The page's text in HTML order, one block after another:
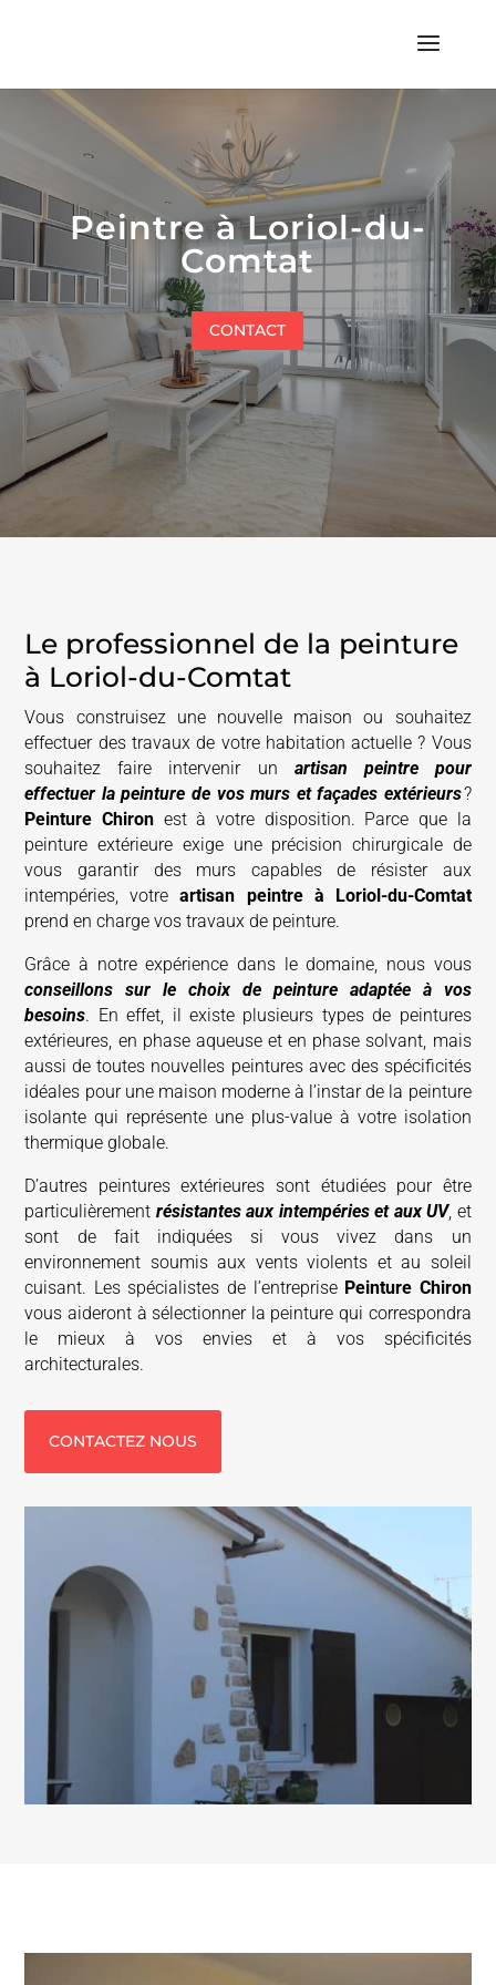
Peintre à Loriol-du-
Comtat
CONTACT
Le professionnel de la peinture
à Loriol-du-Comtat
Vous construisez une nouvelle maison ou souhaitez
effectuer des travaux de votre habitation actuelle ? Vous
souhaitez faire intervenir un artisan peintre pour
effectuer la peinture de vos murs et façades extérieurs?
Peinture Chiron est à votre disposition. Parce que la
peinture extérieure exige une précision chirurgicale de
vous garantir des murs capables de résister aux
intempéries, votreartisan peintre à
Loriol-du-Comtat
prend en charge vos travaux de peinture.
Grâce à notre expérience dans le domaine, nous vous
conseillons sur le choix de peinture adaptée à vos
besoins. En effet, il existe plusieurs types de peintures
extérieures, en phase aqueuse et en phase solvant, mais
aussi de toutes nouvelles peintures avec des spécificités
idéales pour une maison moderne à l’instar de la peinture
isolante qui représente une plus-value à votre isolation
thermique globale.
D’autres peintures extérieures sont étudiées pour être
particulièrement résistantes aux intempéries et aux UV, et
sont de fait indiquées si vous vivez dans un
environnement soumis aux vents violents et au soleil
cuisant. Les spécialistes de l’entreprise Peinture Chiron
vous aideront à sélectionner la peinture qui correspondra
le mieux à vos envies et à vos spécificités
architecturales.
CONTACTEZ NOUS